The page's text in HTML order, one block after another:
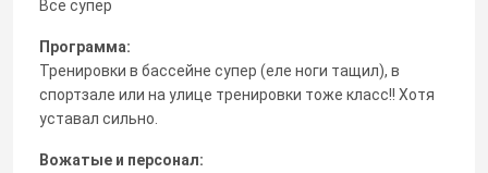
Все супер
Программа:
Тренировки в бассейне супер (еле ноги тащил), в
спортзале или на улице тренировки тоже класс!! Хотя
уставал сильно.
Вожатые и персонал: